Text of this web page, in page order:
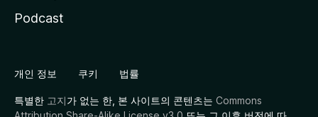
Podcast
개인 정보 쿠키 법률
특별한 고지가 없는 한, 본 사이트의 콘텐츠는 Commons